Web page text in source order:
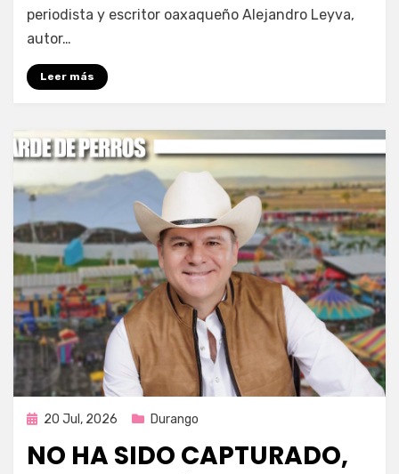
periodista y escritor oaxaqueño Alejandro Leyva,
autor…
Leer más
Publicada
20 Jul, 2026 Durango
NO HA SIDO CAPTURADO,